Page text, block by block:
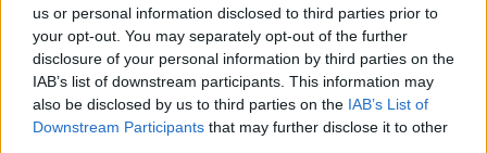
us or personal information disclosed to third parties prior to
your opt-out. You may separately opt-out of the further
disclosure of your personal information by third parties on the
IAB’s list of downstream participants. This information may
also be disclosed by us to third parties on the IAB’s List of
Downstream Participants that may further disclose it to other
πάρουν χρώμα. – Βγάζουμε, τις τηγανίτες μας, με μια
τρυπητή κουτάλα πάνω σε μια πιατέλα, με απορροφητικό
χαρτί κουζίνας. – Σερβίρουμε, με μέλι, κανέλα, αλλά και
καρύδια.